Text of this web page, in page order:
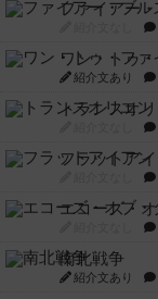
ファイアー
ワン・トゥ
紹介文あり
トランスオ
フラットア
エコーズ・
南北戦争
紹介文あり